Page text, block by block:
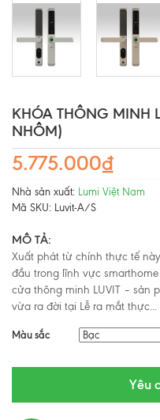
KHÓA THÔNG MINH
NHÔM)
5.775.000₫
Nhà sản xuất: Lumi Việt Nam
Mã SKU: Luvit-A/S
MÔ TẢ:
Xuất phát từ chính thực tế
đầu trong lĩnh vực
cửa thông minh LUVIT – sản
vừa ra đời tại Lễ ra mắt thực...
Màu sắc
Yêu